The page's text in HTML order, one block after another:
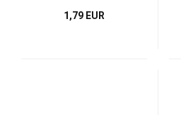
1,79 EUR